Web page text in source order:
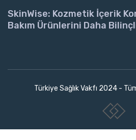
SkinWise: Kozmetik İçerik
Bakım Ürünlerini Daha
Türkiye Sağlık Vakfı 2024 -